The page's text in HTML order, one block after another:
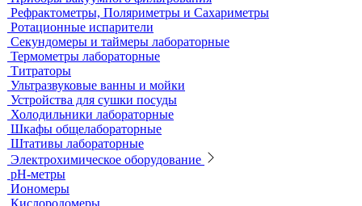
Дозиметры и нитратомеры
Лабораторные компрессоры
Лабораторные реакторы и термореакторы
Приборы вакуумного фильтрования
Рефрактометры, Поляриметры и Сахариметры
Ротационные испарители
Секундомеры и таймеры лабораторные